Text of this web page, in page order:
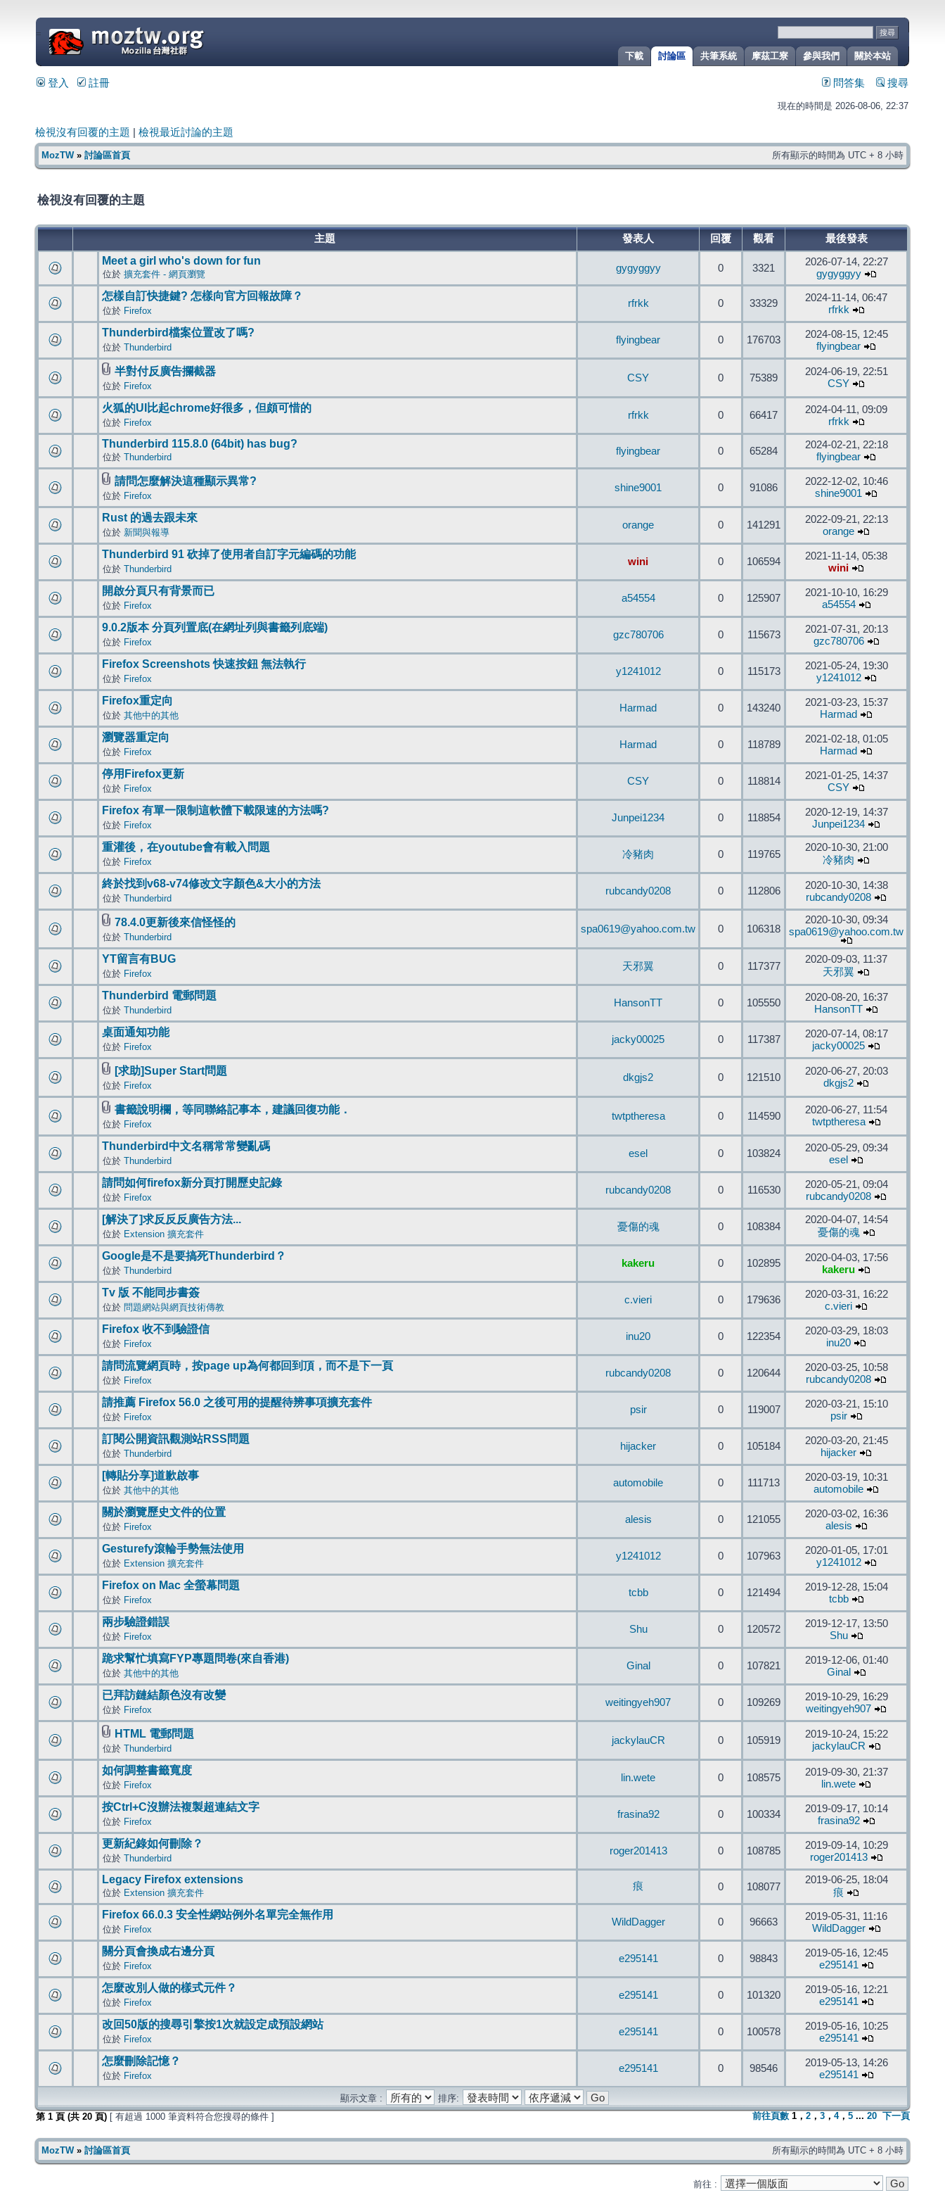
關於本站
參與我們
摩茲工寮
共筆系統
討論區
下載
=
登入 註冊 問答集 搜尋
現在的時間是 2026-08-06, 22:37
檢視沒有回覆的主題 檢視最近討論的主題
MozTW» 討論區首頁 所有顯示的時間為 UTC + 8 小時
檢視沒有回覆的主題
主題 發表人 回覆 觀看 最後發表
Meet a girl who's down for fun
位於 擴充套件 - 網頁瀏覽
gygyggyy 0 3321
2026-07-14, 22:27
gygyggyy
怎樣自訂快捷鍵? 怎樣向官方回報故障？
位於 Firefox
rfrkk 0 33329
2024-11-14, 06:47
rfrkk
Thunderbird檔案位置改了嗎?
位於 Thunderbird
flyingbear 0 176703
2024-08-15, 12:45
flyingbear
半對付反廣告攔截器
位於 Firefox
CSY 0 75389
2024-06-19, 22:51
CSY
火狐的UI比起chrome好很多，但頗可惜的
位於 Firefox
rfrkk 0 66417
2024-04-11, 09:09
rfrkk
Thunderbird 115.8.0 (64bit) has bug?
位於 Thunderbird
flyingbear 0 65284
2024-02-21, 22:18
flyingbear
請問怎麼解決這種顯示異常?
位於 Firefox
shine9001 0 91086
2022-12-02, 10:46
shine9001
Rust 的過去跟未來
位於 新聞與報導
orange 0 141291
2022-09-21, 22:13
orange
Thunderbird 91 砍掉了使用者自訂字元編碼的功能
位於 Thunderbird
wini 0 106594
2021-11-14, 05:38
wini
開啟分頁只有背景而已
位於 Firefox
a54554 0 125907
2021-10-10, 16:29
a54554
9.0.2版本 分頁列置底(在網址列與書籤列底端)
位於 Firefox
gzc780706 0 115673
2021-07-31, 20:13
gzc780706
Firefox Screenshots 快速按鈕 無法執行
位於 Firefox
y1241012 0 115173
2021-05-24, 19:30
y1241012
Firefox重定向
位於 其他中的其他
Harmad 0 143240
2021-03-23, 15:37
Harmad
瀏覽器重定向
位於 Firefox
Harmad 0 118789
2021-02-18, 01:05
Harmad
停用Firefox更新
位於 Firefox
CSY 0 118814
2021-01-25, 14:37
CSY
Firefox 有單一限制這軟體下載限速的方法嗎?
位於 Firefox
Junpei1234 0 118854
2020-12-19, 14:37
Junpei1234
重灌後，在youtube會有載入問題
位於 Firefox
冷豬肉 0 119765
2020-10-30, 21:00
冷豬肉
終於找到v68-v74修改文字顏色&大小的方法
位於 Thunderbird
rubcandy0208 0 112806
2020-10-30, 14:38
rubcandy0208
78.4.0更新後來信怪怪的
位於 Thunderbird
spa0619@yahoo.com.tw 0 106318
2020-10-30, 09:34
spa0619@yahoo.com.tw
YT留言有BUG
位於 Firefox
天邪翼 0 117377
2020-09-03, 11:37
天邪翼
Thunderbird 電郵問題
位於 Thunderbird
HansonTT 0 105550
2020-08-20, 16:37
HansonTT
桌面通知功能
位於 Firefox
jacky00025 0 117387
2020-07-14, 08:17
jacky00025
[求助]Super Start問題
位於 Firefox
dkgjs2 0 121510
2020-06-27, 20:03
dkgjs2
書籤說明欄，等同聯絡記事本，建議回復功能．
位於 Firefox
twtptheresa 0 114590
2020-06-27, 11:54
twtptheresa
Thunderbird中文名稱常常變亂碼
位於 Thunderbird
esel 0 103824
2020-05-29, 09:34
esel
請問如何firefox新分頁打開歷史記錄
位於 Firefox
rubcandy0208 0 116530
2020-05-21, 09:04
rubcandy0208
[解決了]求反反反廣告方法...
位於 Extension 擴充套件
憂傷的魂 0 108384
2020-04-07, 14:54
憂傷的魂
Google是不是要搞死Thunderbird？
位於 Thunderbird
kakeru 0 102895
2020-04-03, 17:56
kakeru
Tv 版 不能同步書簽
位於 問題網站與網頁技術傳教
c.vieri 0 179636
2020-03-31, 16:22
c.vieri
Firefox 收不到驗證信
位於 Firefox
inu20 0 122354
2020-03-29, 18:03
inu20
請問流覽網頁時，按page up為何都回到頂，而不是下一頁
位於 Firefox
rubcandy0208 0 120644
2020-03-25, 10:58
rubcandy0208
請推薦 Firefox 56.0 之後可用的提醒待辨事項擴充套件
位於 Firefox
psir 0 119007
2020-03-21, 15:10
psir
訂閱公開資訊觀測站RSS問題
位於 Thunderbird
hijacker 0 105184
2020-03-20, 21:45
hijacker
[轉貼分享]道歉啟事
位於 其他中的其他
automobile 0 111713
2020-03-19, 10:31
automobile
關於瀏覽歷史文件的位置
位於 Firefox
alesis 0 121055
2020-03-02, 16:36
alesis
Gesturefy滾輪手勢無法使用
位於 Extension 擴充套件
y1241012 0 107963
2020-01-05, 17:01
y1241012
Firefox on Mac 全螢幕問題
位於 Firefox
tcbb 0 121494
2019-12-28, 15:04
tcbb
兩步驗證錯誤
位於 Firefox
Shu 0 120572
2019-12-17, 13:50
Shu
跪求幫忙填寫FYP專題問卷(來自香港)
位於 其他中的其他
Ginal 0 107821
2019-12-06, 01:40
Ginal
已拜訪鏈結顏色沒有改變
位於 Firefox
weitingyeh907 0 109269
2019-10-29, 16:29
weitingyeh907
HTML 電郵問題
位於 Thunderbird
jackylauCR 0 105919
2019-10-24, 15:22
jackylauCR
如何調整書籤寬度
位於 Firefox
lin.wete 0 108575
2019-09-30, 21:37
lin.wete
按Ctrl+C沒辦法複製超連結文字
位於 Firefox
frasina92 0 100334
2019-09-17, 10:14
frasina92
更新紀錄如何刪除？
位於 Thunderbird
roger201413 0 108785
2019-09-14, 10:29
roger201413
Legacy Firefox extensions
位於 Extension 擴充套件
痕 0 108077
2019-06-25, 18:04
痕
Firefox 66.0.3 安全性網站例外名單完全無作用
位於 Firefox
WildDagger 0 96663
2019-05-31, 11:16
WildDagger
關分頁會換成右邊分頁
位於 Firefox
e295141 0 98843
2019-05-16, 12:45
e295141
怎麼改別人做的樣式元件？
位於 Firefox
e295141 0 101320
2019-05-16, 12:21
e295141
改回50版的搜尋引擎按1次就設定成預設網站
位於 Firefox
e295141 0 100578
2019-05-16, 10:25
e295141
怎麼刪除記憶？
位於 Firefox
e295141 0 98546
2019-05-13, 14:26
e295141
顯示文章 :
排序:
第 1 頁 (共 20 頁) [ 有超過 1000 筆資料符合您搜尋的條件 ] 前往頁數 1 ， 2 ， 3 ， 4， 5 ... 20 下一頁
MozTW» 討論區首頁 所有顯示的時間為 UTC + 8 小時
前往 :